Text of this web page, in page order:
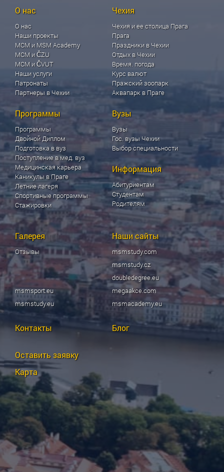
О нас
О нас
Наши проекты
МСМ и MSM Academy
МСМ и ČZU
МСМ и ČVUT
Наши услуги
Патронаты
Партнеры в Чехии
Чехия
Чехия и ее столица Прага
Прага
Праздники в Чехии
Отдых в Чехии
Время. погода
Курс валют
Пражский зоопарк
Аквапарк в Праге
Программы
Программы
Двойной Диплом
Подготовка в вуз
Поступление в мед. вуз
Медицинская карьера
Каникулы в Праге
Летние лагеря
Спортивные программы
Стажировки
Вузы
Вузы
Гос. вузы Чехии
Выбор специальности
Информация
Абитуриентам
Студентам
Родителям
Галерея
Отзывы
Наши сайты
msmstudy.com
msmstudy.cz
doubledegree.eu
msmsport.eu
msmstudy.eu
megaakce.com
msmacademy.eu
Контакты Блог
Оставить заявку
Карта